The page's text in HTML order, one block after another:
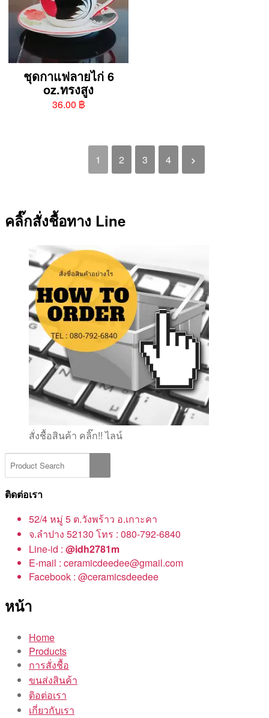
ชุดกาแฟลายไก่ 6
oz.ทรงสูง
36.00 ฿
1 2 3 4
คลิ๊กสั่งชื้อทาง Line
สั่งชื้อสินค้า คลิ๊ก!! ไลน์
ติดต่อเรา
52/4 หมู่ 5 ต.วังพร้าว อ.เกาะคา
จ.ลำปาง 52130 โทร : 080-792-6840
Line-id : @idh2781m
E-mail : ceramicdeedee@gmail.com
Facebook : @ceramicsdeedee
หน้า
Home
Products
การสั่งชื้อ
ขนส่งสินค้า
ติอต่อเรา
เกี่ยวกับเรา